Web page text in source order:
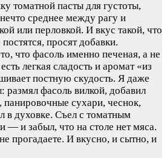
томатной пасты для густоты,
среднее между рагу и
или перловкой. И вкус такой, что
просят добавки.
что фасоль именно печеная, а не
легкая сладость и аромат «из
постную скудость. Я даже
размял фасоль вилкой, добавил
панировочные сухари, чеснок,
в духовке. Съел с томатным
— и забыл, что на столе нет мяса.
прогадаете. И вкусно, и сытно, и